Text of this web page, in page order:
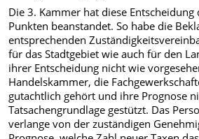
Die 3. Kammer hat diese
Punkten beanstandet. So habe die
entsprechenden
für das Stadtgebiet wie auch für den
ihrer Entscheidung nicht wie
Handelskammer, die
gutachtlich gehört und ihre Prognose
Tatsachengrundlage gestützt. Das
verlange von der zuständigen